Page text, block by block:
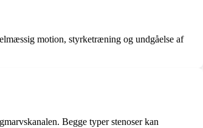
motion, styrketræning og undgåelse af
Begge typer stenoser kan